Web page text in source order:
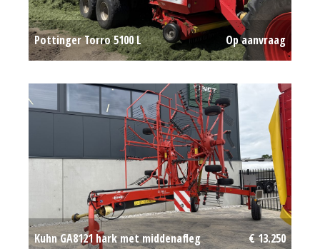
Pottinger Torro 5100 L Op aanvraag
Kuhn GA8121 hark met middenafleg € 13.250